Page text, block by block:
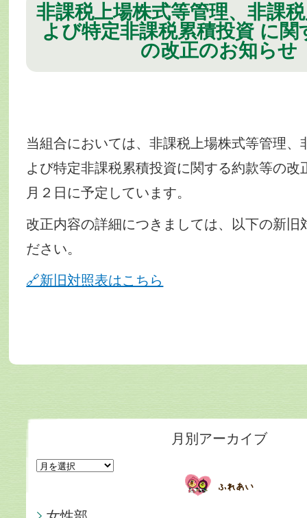
非課税上場株式等管理、非課
よび特定非課税累積投資 に関
の改正のお知らせ
当組合においては、非課税上場株式等管理、
よび特定非課税累積投資に関する約款等の改
月２日に予定しています。
改正内容の詳細につきましては、以下の新旧
ださい。
🔗新旧対照表はこちら
月別アーカイブ